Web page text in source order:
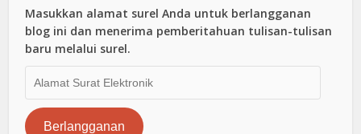
Masukkan alamat surel Anda untuk berlangganan
blog ini dan menerima pemberitahuan tulisan-tulisan
baru melalui surel.
Surat
Elektronik
Berlangganan